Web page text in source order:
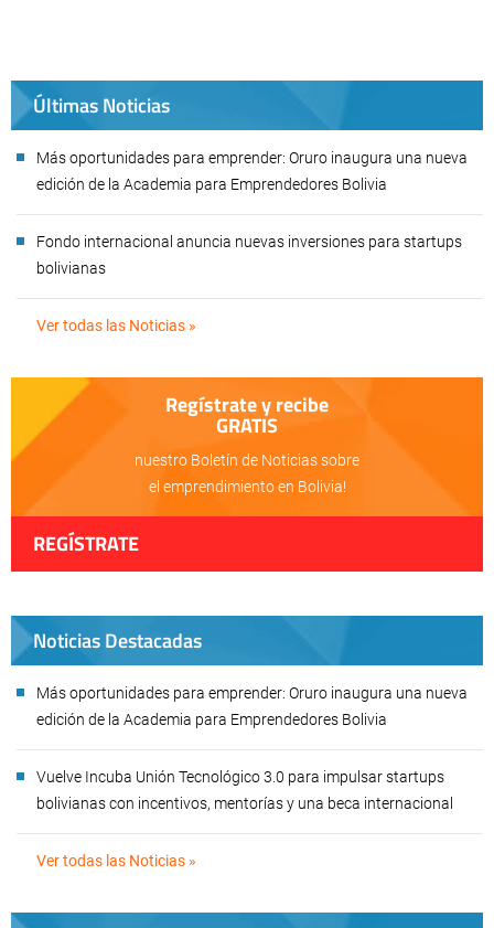
Últimas Noticias
Más oportunidades para emprender: Oruro inaugura una nueva
edición de la Academia para Emprendedores Bolivia
Fondo internacional anuncia nuevas inversiones para startups
bolivianas
Ver todas las Noticias »
Regístrate y recibe
GRATIS
nuestro Boletín de Noticias sobre
el emprendimiento en Bolivia!
REGÍSTRATE
Noticias Destacadas
Más oportunidades para emprender: Oruro inaugura una nueva
edición de la Academia para Emprendedores Bolivia
Vuelve Incuba Unión Tecnológico 3.0 para impulsar startups
bolivianas con incentivos, mentorías y una beca internacional
Ver todas las Noticias »